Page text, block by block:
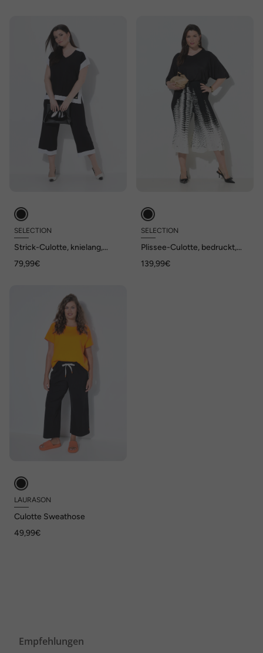
SELECTION
Strick-Culotte, knielang,
79,99€
SELECTION
Plissee-Culotte, bedruckt,
139,99€
LAURASON
Culotte Sweathose
49,99€
Empfehlungen